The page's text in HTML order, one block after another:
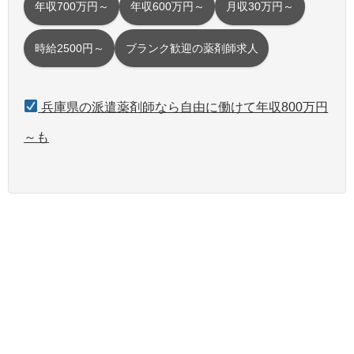
年収700万円～ 年収600万円～ 月収30万円～
時給2500円～ ブランク歓迎の薬剤師求人
兵庫県の派遣薬剤師なら自由に働けて年収800万円
～も